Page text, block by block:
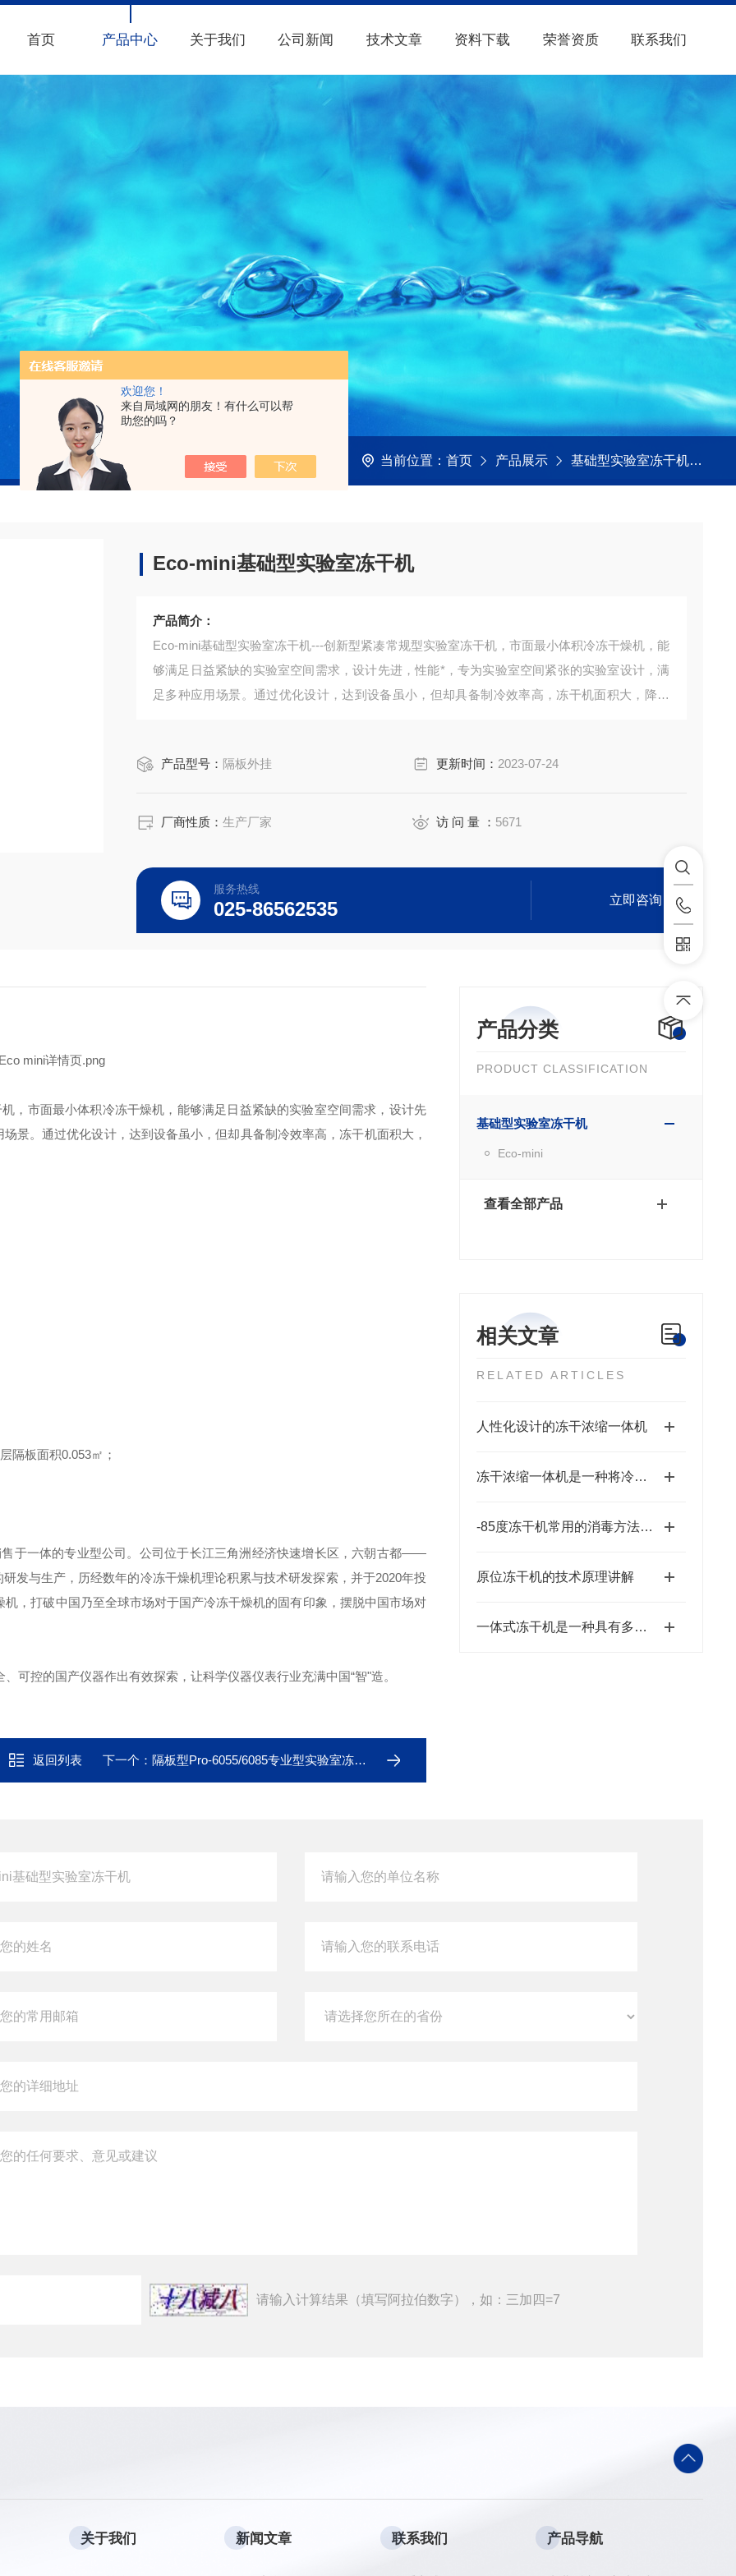
欢迎您！
来自局域网的朋友！有什么可以帮
助您的吗？
首页 产品中心 关于我们 公司新闻 技术文章 资料下载 荣誉资质 联系我们
当前位置： 首页 产品展示 基础型实验室冻干机
Eco-mini基础型实验室冻干机
产品简介：
Eco-mini基础型实验室冻干机---创新型紧凑常规型实验室冻干机，市面最小体积冷冻干燥机，能
够满足日益紧缺的实验室空间需求，设计先进，性能*，专为实验室空间紧张的实验室设计，满
足多种应用场景。通过优化设计，达到设备虽小，但却具备制冷效率高，冻干机面积大，降温
产品型号： 隔板外挂 更新时间： 2023-07-24
厂商性质：生产厂家 访 问 量 ： 5671
服务热线
025-86562535 立即咨询
产品分类
PRODUCT CLASSIFICATION
基础型实验室冻干机
Eco-mini
查看全部产品
相关文章
RELATED ARTICLES
人性化设计的冻干浓缩一体机
冻干浓缩一体机是一种将冷冻干燥与浓缩技术相结合的设备
-85度冻干机常用的消毒方法有哪些？
原位冻干机的技术原理讲解
一体式冻干机是一种具有多功能性的干燥设备
，市面最小体积冷冻干燥机，能够满足日益紧缺的实验室空间需求，设计先
景。通过优化设计，达到设备虽小，但却具备制冷效率高，冻干机面积大，
隔板面积0.053㎡；
于一体的专业型公司。公司位于长江三角洲经济快速增长区，六朝古都——
发与生产，历经数年的冷冻干燥机理论积累与技术研发探索，并于2020年投
，打破中国乃至全球市场对于国产冷冻干燥机的固有印象，摆脱中国市场对
可控的国产仪器作出有效探索，让科学仪器仪表行业充满中国“智"造。
返回列表 下一个： 隔板型Pro-6055/6085专业型实验室冻干机
请输入计算结果（填写阿拉伯数字），如：三加四=7
关于我们 新闻文章 联系我们 产品导航